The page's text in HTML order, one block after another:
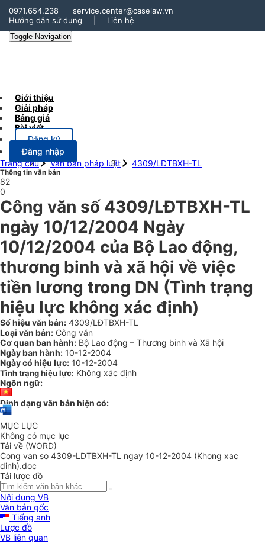
0971.654.238
service.center@caselaw.vn
Hướng dẫn sử dụng
Liên hệ
Toggle Navigation
Giới thiệu
Giải pháp
Bảng giá
Bài viết
Đăng ký
Đăng nhập
Trang chủ
Văn bản pháp luật 4309/LĐTBXH-TL
Thông tin văn bản
82
0
Công văn số 4309/LĐTBXH-TL
ngày 10/12/2004 Ngày
10/12/2004 của Bộ Lao động,
thương binh và xã hội về việc
tiền lương trong DN (Tình trạng
hiệu lực không xác định)
Số hiệu văn bản: 4309/LĐTBXH-TL
Loại văn bản: Công văn
Cơ quan ban hành: Bộ Lao động – Thương binh và Xã hội
Ngày ban hành: 10-12-2004
Ngày có hiệu lực: 10-12-2004
Tình trạng hiệu lực: Không xác định
Ngôn ngữ:
Định dạng văn bản hiện có:
MỤC LỤC
Không có mục lục
Tải về (WORD)
Cong van so 4309-LDTBXH-TL ngay 10-12-2004 (Khong xac
dinh).doc
Tải lược đồ
Nội dung VB
Văn bản gốc
Tiếng anh
Lược đồ
VB liên quan